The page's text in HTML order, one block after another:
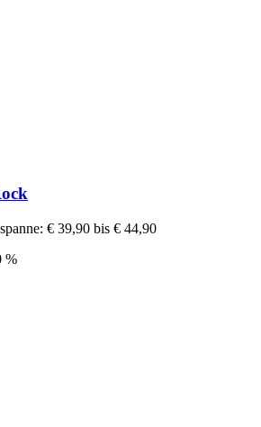
€ 39,90 bis € 44,90
%